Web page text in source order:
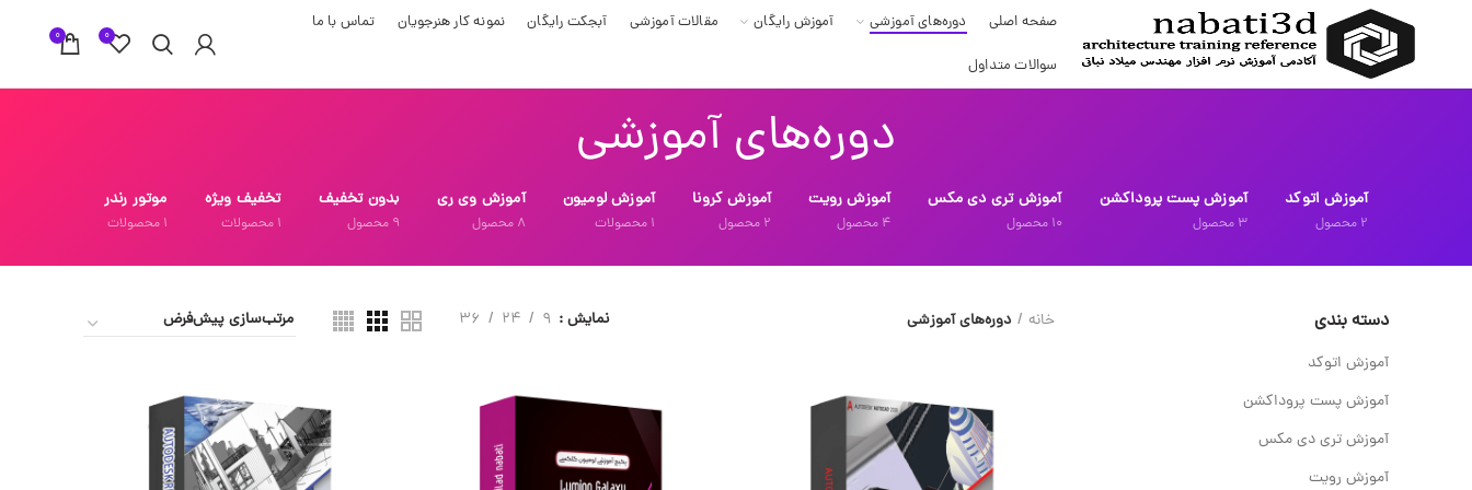
صفحه اصلی دوره‌های آموزشی آموزش رایگان مقالات آموزشی آبجکت رایگان نمونه کار هنرجویان تماس با ما
سوالات متداول
0
0
دوره‌های آموزشی
آموزش اتوکد
2 محصول
آموزش پست پروداکشن
3 محصول
آموزش تری دی مکس
10 محصول
آموزش رویت
4 محصول
آموزش کرونا
2 محصول
آموزش لومیون
1 محصولات
آموزش وی ری
8 محصول
بدون تخفیف
9 محصول
تخفیف ویژه
1 محصولات
موتور رندر
1 محصولات
دسته بندی
آموزش اتوکد
آموزش پست پروداکشن
آموزش تری دی مکس
آموزش رویت
خانه دوره‌های آموزشی نمایش 9
24
36